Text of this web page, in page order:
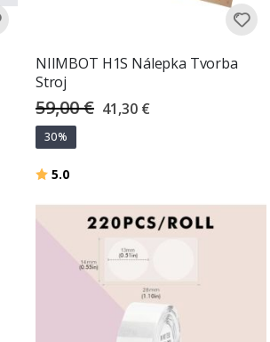
NIIMBOT H1S Nálepka Tvorba
Stroj
59,00 € Special
Price
41,30 €
30%
Hodnotenie:
5.0z 5 hviezdičiek